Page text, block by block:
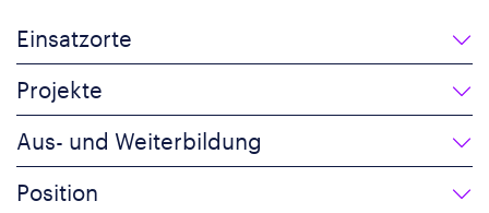
Einsatzorte
Projekte
Aus- und Weiterbildung
Position